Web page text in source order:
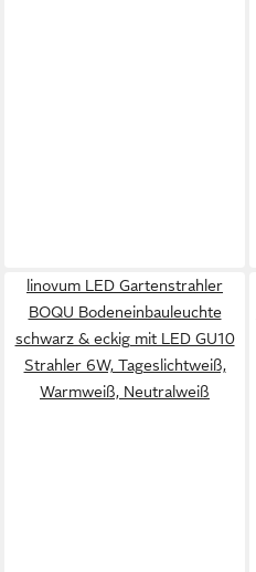
linovum LED Gartenstrahler
BOQU Bodeneinbauleuchte
schwarz & eckig mit LED GU10
Strahler 6W, Tageslichtweiß,
Warmweiß, Neutralweiß